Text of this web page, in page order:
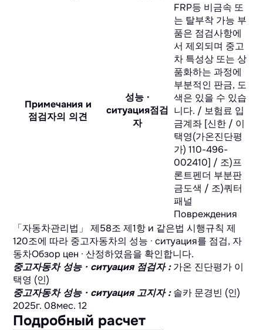
Примечания и
점검자의 의견
성능 ·
ситуация점검
자
FRP등 비금속 또
는 탈부착 가능 부
품은 점검사항에
서 제외되며 중고
차 특성상 또는 상
품화하는 과정에
부분적인 판금, 도
색은 있을 수 있습
니다. / 보험료 입
금계좌 [신한 / 이
택영(가온진단평
가) 110-496-
002410] / 조)프
론트펜더 부분판
금도색 / 조)쿼터
패널
Повреждения
「자동차관리법」 제58조 제1항 и 같은법 시행규칙 제
120조에 따라 중고자동차의 성능 · ситуация를 점검, 자
동차Обзор цен · 산정하였음을 확인합니다.
중고자동차 성능 · ситуация 점검자 : 가온 진단평가 이
택영 (인)
중고자동차 성능 · ситуация 고지자 : 솔카 문경빈 (인)
2025г. 08мес. 12
Подробный расчет